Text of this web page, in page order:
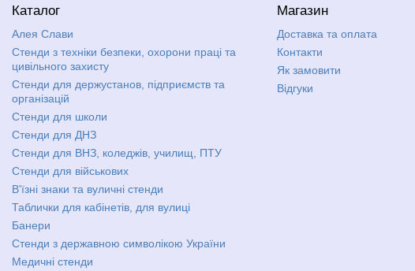
Каталог
Алея Слави
Стенди з техніки безпеки, охорони праці та
цивільного захисту
Стенди для держустанов, підприємств та
організацій
Стенди для школи
Стенди для ДНЗ
Стенди для ВНЗ, коледжів, училищ, ПТУ
Стенди для військових
В'їзні знаки та вуличні стенди
Таблички для кабінетів, для вулиці
Банери
Стенди з державною символікою України
Медичні стенди
Магазин
Доставка та оплата
Контакти
Як замовити
Відгуки